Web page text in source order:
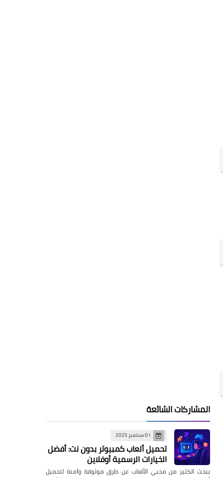
المشاركات الشائعة
01 سبتمبر 2025
تحميل ألعاب كمبيوتر بدون نت: أفضل
الخيارات الرسمية أوفلاين
يبحث الكثير من محبي الألعاب عن طرق موثوقة وآمنة لتحميل